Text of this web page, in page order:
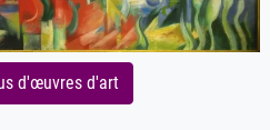
d'œuvres d'art